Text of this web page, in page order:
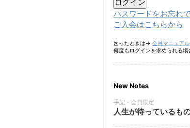
パスワードをお忘れ
ご入会はこちらから
困ったときは→ 会員マニュアル
何度もログインを求められる
New Notes
手記・会員限定
人生が待っているも